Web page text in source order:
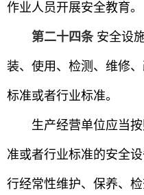
作业人员开展安全教育。
第二十四条 安全设
装、使用、检测、维修
标准或者行业标准。
生产经营单位应当按
准或者行业标准的安全
行经常性维护、保养、